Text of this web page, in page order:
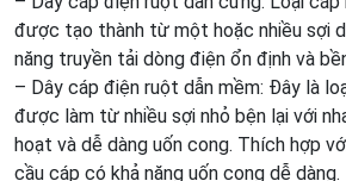
được tạo thành từ một hoặc nhiều sợi
năng truyền tải dòng điện ổn định và
– Dây cáp điện ruột dẫn mềm: Đây là
được làm từ nhiều sợi nhỏ bện lại với
hoạt và dễ dàng uốn cong. Thích hợp
cầu cáp có khả năng uốn cong dễ dàng.